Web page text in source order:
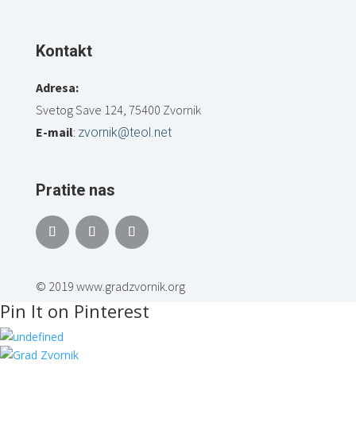
Kontakt
Adresa:
Svetog Save 124, 75400 Zvornik
E-mail: zvornik@teol.net
Pratite nas
© 2019 www.gradzvornik.org
Pin It on Pinterest